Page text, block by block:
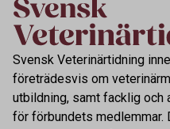
Svensk Veterinärtidning
företrädesvis om
utbildning, samt facklig och
för förbundets medlemmar.